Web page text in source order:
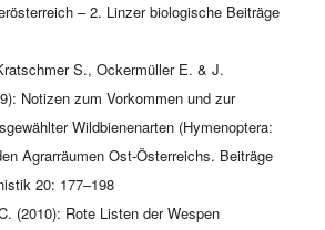
– 2. Linzer biologische Beiträge
S., Ockermüller E. & J.
Notizen zum Vorkommen und zur
Wildbienenarten (Hymenoptera:
Agrarräumen Ost-Österreichs. Beiträge
20: 177–198
(2010): Rote Listen der Wespen